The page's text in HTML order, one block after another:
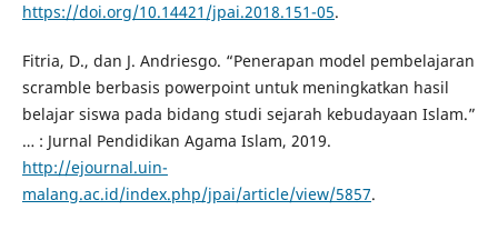
https://doi.org/10.14421/jpai.2018.151-05.
Fitria, D., dan J. Andriesgo. “Penerapan model pembelajaran
scramble berbasis powerpoint untuk meningkatkan hasil
belajar siswa pada bidang studi sejarah kebudayaan Islam.”
… : Jurnal Pendidikan Agama Islam, 2019.
http://ejournal.uin-
malang.ac.id/index.php/jpai/article/view/5857.